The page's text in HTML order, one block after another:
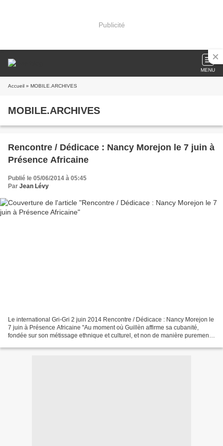
Publicité
MENU
Accueil » MOBILE.ARCHIVES
MOBILE.ARCHIVES
Rencontre / Dédicace : Nancy Morejon le 7 juin à
Présence Africaine
Publié le 05/06/2014 à 05:45
Par Jean Lévy
Le international Gri-Gri 2 juin 2014 Rencontre / Dédicace : Nancy Morejon le
7 juin à Présence Africaine "Au moment où Guillèn affirme sa cubanité,
fondée sur son métissage ethnique et culturel, et non de manière purement